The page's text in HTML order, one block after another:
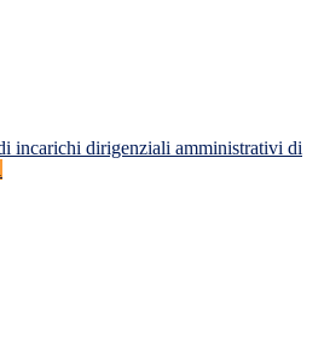
incarichi dirigenziali amministrativi di